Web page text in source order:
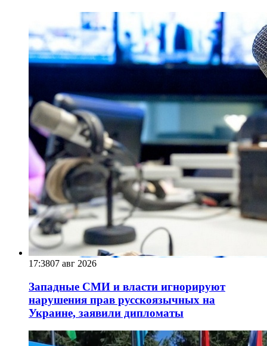
17:3807 авг 2026
Западные СМИ и власти игнорируют
нарушения прав русскоязычных на
Украине, заявили дипломаты